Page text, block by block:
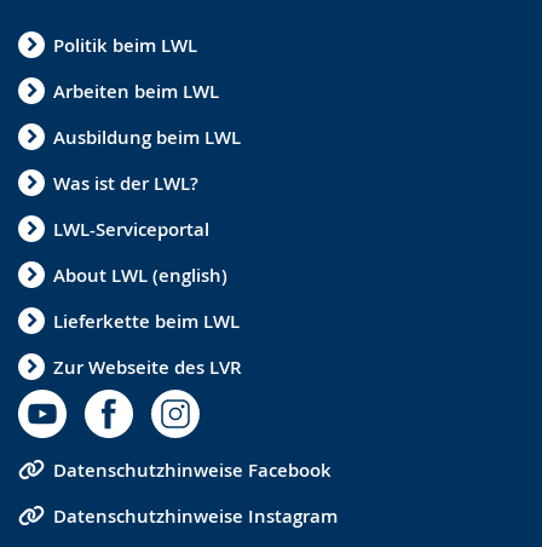
Politik beim LWL
Arbeiten beim LWL
Ausbildung beim LWL
Was ist der LWL?
LWL-Serviceportal
About LWL (english)
Lieferkette beim LWL
Zur Webseite des LVR
Datenschutzhinweise Facebook
Datenschutzhinweise Instagram